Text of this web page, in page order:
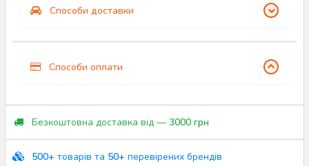
Способи доставки
Способи оплати
Безкоштовна доставка від — 3000 грн
500+ товарів та 50+ перевірених брендів